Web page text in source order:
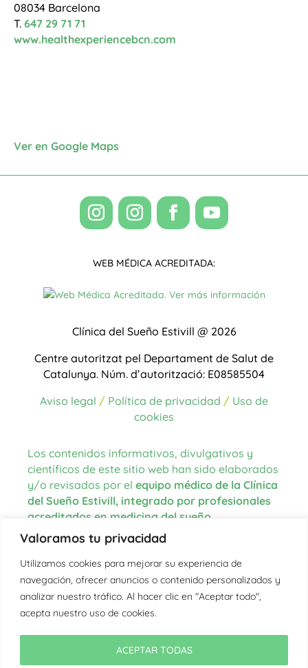
Valoramos tu privacidad
Utilizamos cookies para mejorar su experiencia de
navegación, ofrecer anuncios o contenido personalizados y
analizar nuestro tráfico. Al hacer clic en "Aceptar todo",
acepta nuestro uso de cookies.
ACEPTAR TODAS
08034 Barcelona
T. 647 29 71 71
www.healthexperiencebcn.com
Ver en Google Maps
WEB MÉDICA ACREDITADA:
Clínica del Sueño Estivill @ 2026
Centre autoritzat pel Departament de Salut de
Catalunya. Núm. d’autorització: E08585504
Aviso legal / Política de privacidad / Uso de
cookies
Los contenidos informativos, divulgativos y
científicos de este sitio web han sido elaborados
y/o revisados por el equipo médico de la Clínica
del Sueño Estivill, integrado por profesionales
acreditados en medicina del sueño
Las fuentes de información utilizadas para la
redacción de los contenidos proceden de
literatura científica actualizada, guías clínicas
internacionales, organismos oficiales en el
ámbito de la salud y la medicina del sueño, así
como de la experiencia clínica del equipo.
En aquellos textos donde se citan fuentes
externas, estas se encuentran debidamente